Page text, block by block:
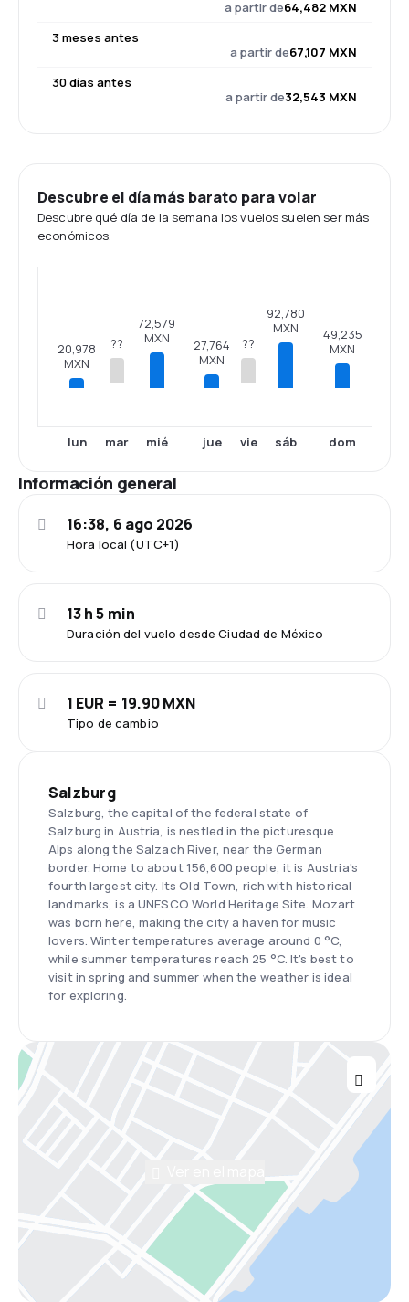
a partir de64,482 MXN
3 meses antes
a partir de67,107 MXN
30 días antes
a partir de32,543 MXN
Descubre el día más barato para volar
Descubre qué día de la semana los vuelos suelen ser más
económicos.
20,978
MXN
lun
??
mar
72,579
MXN
mié
27,764
MXN
jue
??
vie
92,780
MXN
sáb
49,235
MXN
dom
Información general
Hora local (UTC+1)
16:38, 6 ago 2026
Duración del vuelo desde Ciudad de México
13 h 5 min
Tipo de cambio
1 EUR = 19.90 MXN
Salzburg
Salzburg, the capital of the federal state of
Salzburg in Austria, is nestled in the picturesque
Alps along the Salzach River, near the German
border. Home to about 156,600 people, it is Austria's
fourth largest city. Its Old Town, rich with historical
landmarks, is a UNESCO World Heritage Site. Mozart
was born here, making the city a haven for music
lovers. Winter temperatures average around 0 °C,
while summer temperatures reach 25 °C. It's best to
visit in spring and summer when the weather is ideal
for exploring.